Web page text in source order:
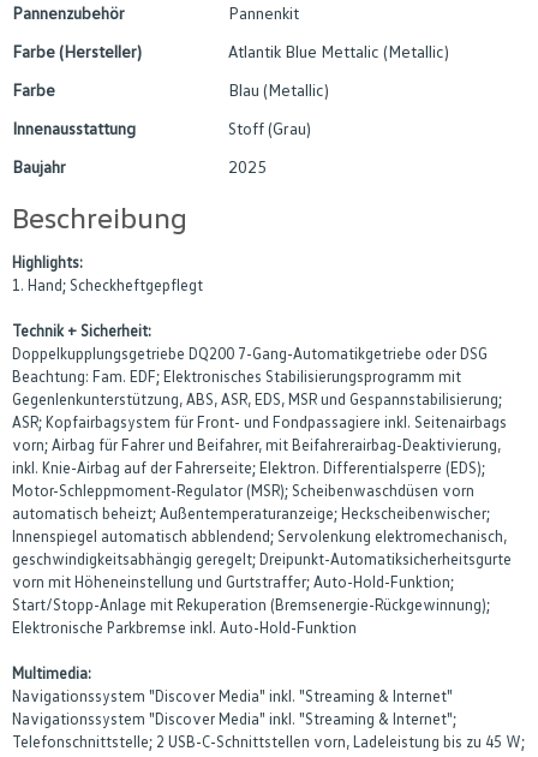
Pannenzubehör
Pannenkit
Farbe (Hersteller)
Atlantik Blue Mettalic (Metallic)
Farbe
Blau (Metallic)
Innenausstattung
Stoff (Grau)
Baujahr
2025
Beschreibung
Highlights:
1. Hand; Scheckheftgepflegt
Technik + Sicherheit:
Doppelkupplungsgetriebe DQ200 7-Gang-Automatikgetriebe oder DSG
Beachtung: Fam. EDF; Elektronisches Stabilisierungsprogramm mit
Gegenlenkunterstützung, ABS, ASR, EDS, MSR und Gespannstabilisierung;
ASR; Kopfairbagsystem für Front- und Fondpassagiere inkl. Seitenairbags
vorn; Airbag für Fahrer und Beifahrer, mit Beifahrerairbag-Deaktivierung,
inkl. Knie-Airbag auf der Fahrerseite; Elektron. Differentialsperre (EDS);
Motor-Schleppmoment-Regulator (MSR); Scheibenwaschdüsen vorn
automatisch beheizt; Außentemperaturanzeige; Heckscheibenwischer;
Innenspiegel automatisch abblendend; Servolenkung elektromechanisch,
geschwindigkeitsabhängig geregelt; Dreipunkt-Automatiksicherheitsgurte
vorn mit Höheneinstellung und Gurtstraffer; Auto-Hold-Funktion;
Start/Stopp-Anlage mit Rekuperation (Bremsenergie-Rückgewinnung);
Elektronische Parkbremse inkl. Auto-Hold-Funktion
Multimedia:
Navigationssystem "Discover Media" inkl. "Streaming & Internet"
Navigationssystem "Discover Media" inkl. "Streaming & Internet";
Telefonschnittstelle; 2 USB-C-Schnittstellen vorn, Ladeleistung bis zu 45 W;